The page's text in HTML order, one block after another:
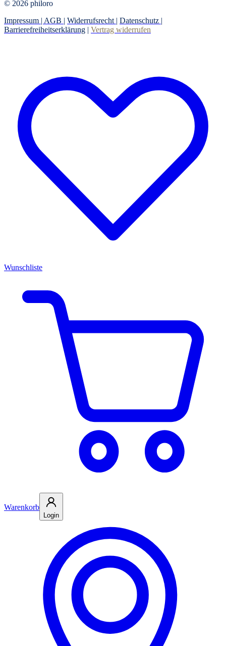
© 2026 philoro
Impressum | AGB | Widerrufsrecht | Datenschutz |
Barrierefreiheitserklärung | Vertrag widerrufen
Wunschliste
Warenkorb
Login